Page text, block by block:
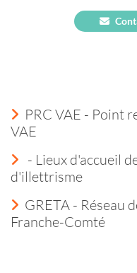
PRC VAE - Point
VAE
- Lieux d'accueil
d'illettrisme
GRETA - Réseau
Franche-Comté